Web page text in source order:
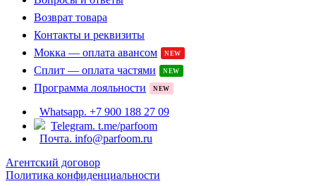
Возврат товара
Контакты и реквизиты
Мокка — оплата авансом
NEW
Сплит — оплата частями NEW
Программа лояльности NEW
Whatsapp. +7 900 188 27 09
Telegram. t.me/parfoom
Почта. info@parfoom.ru
Агентский договор
Политика конфиденциальности